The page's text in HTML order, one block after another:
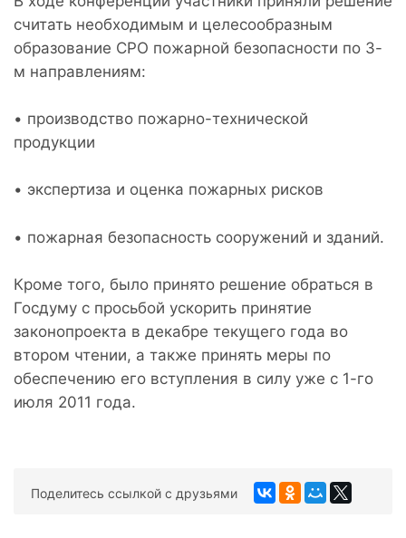
считать необходимым и целесообразным
образование СРО пожарной безопасности по 3-
м направлениям:
• производство пожарно-технической
продукции
• экспертиза и оценка пожарных рисков
• пожарная безопасность сооружений и зданий.
Кроме того, было принято решение обраться в
Госдуму с просьбой ускорить принятие
законопроекта в декабре текущего года во
втором чтении, а также принять меры по
обеспечению его вступления в силу уже с 1-го
июля 2011 года.
Поделитесь ссылкой с друзьями